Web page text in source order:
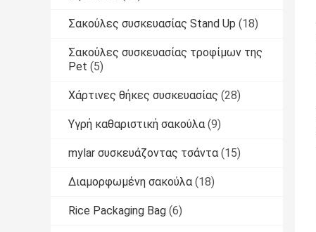
Σακούλες συσκευασίας Stand Up (18)
Σακούλες συσκευασίας τροφίμων της
Pet (5)
Χάρτινες θήκες συσκευασίας (28)
Υγρή καθαριστική σακούλα (9)
mylar συσκευάζοντας τσάντα (15)
Διαμορφωμένη σακούλα (18)
Rice Packaging Bag (6)